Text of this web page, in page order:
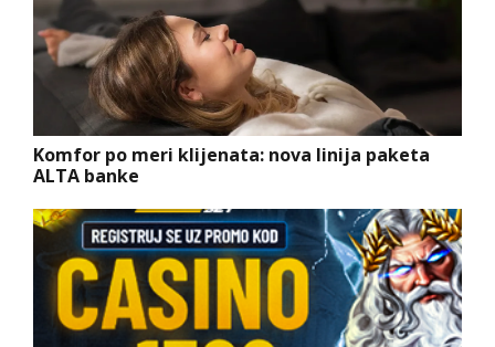
Komfor po meri klijenata: nova linija paketa
ALTA banke